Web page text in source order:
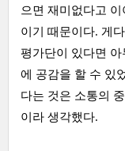
으면 재미없다고
이기 때문이다. 게
평가단이 있다면
에 공감을 할 수 있
다는 것은 소통의
이라 생각했다.